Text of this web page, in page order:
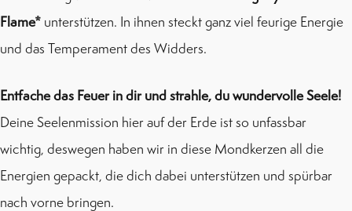
Flame* unterstützen. In ihnen steckt ganz viel feurige Energie
und das Temperament des Widders.
Entfache das Feuer in dir und strahle, du wundervolle Seele!
Deine Seelenmission hier auf der Erde ist so unfassbar
wichtig, deswegen haben wir in diese Mondkerzen all die
Energien gepackt, die dich dabei unterstützen und spürbar
nach vorne bringen.